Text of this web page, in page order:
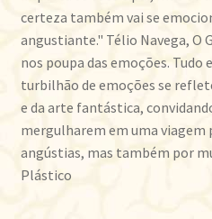
certeza também vai se
angustiante." Télio Navega, O
nos poupa das emoções. Tudo
turbilhão de emoções se
e da arte fantástica,
mergulharem em uma
angústias, mas também por
Plástico